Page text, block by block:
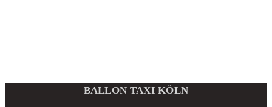
BALLON TAXI KÖLN